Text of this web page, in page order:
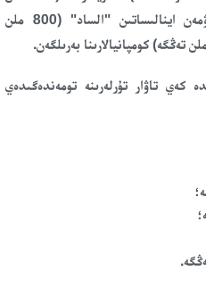
تەڭگە) جەلىلەرىنە، جۇمىرتقا وندىرۋمەن اينالىساتىن "الساد" (800 ملن
كەي تاۋار تۇرلەرىنە تومەندەگىدەي